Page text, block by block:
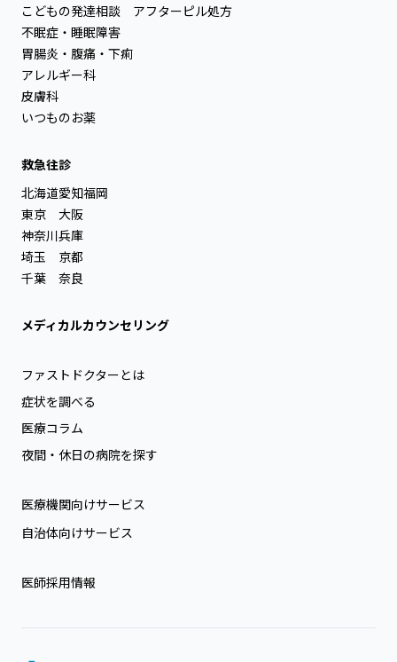
こどもの発達相談
不眠症・睡眠障害
胃腸炎・腹痛・下痢
アレルギー科
皮膚科
いつものお薬
アフターピル処方
救急往診
北海道
東京
神奈川
埼玉
千葉
愛知
大阪
兵庫
京都
奈良
福岡
メディカルカウンセリング
ファストドクターとは
症状を調べる
医療コラム
夜間・休日の病院を探す
医療機関向けサービス
自治体向けサービス
医師採用情報